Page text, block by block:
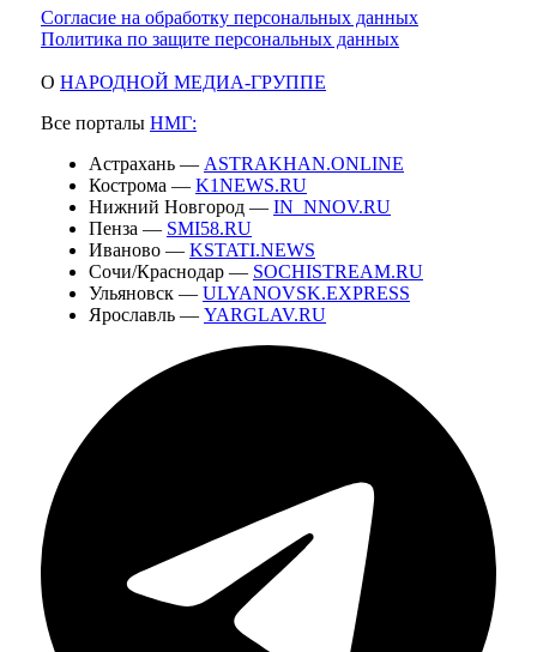
Согласие на обработку персональных данных
Политика по защите персональных данных
О НАРОДНОЙ МЕДИА-ГРУППЕ
Все порталы НМГ:
Астрахань — ASTRAKHAN.ONLINE
Кострома — K1NEWS.RU
Нижний Новгород — IN_NNOV.RU
Пенза — SMI58.RU
Иваново — KSTATI.NEWS
Сочи/Краснодар — SOCHISTREAM.RU
Ульяновск — ULYANOVSK.EXPRESS
Ярославль — YARGLAV.RU